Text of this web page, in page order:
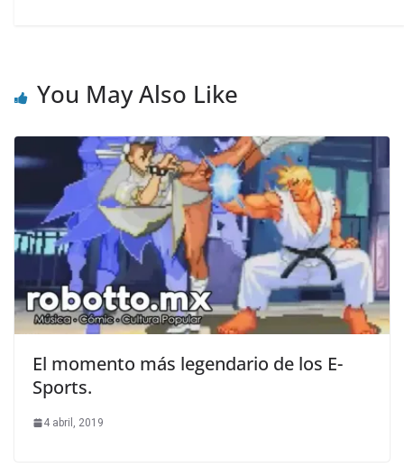
You May Also Like
El momento más legendario de los E-
Sports.
4 abril, 2019